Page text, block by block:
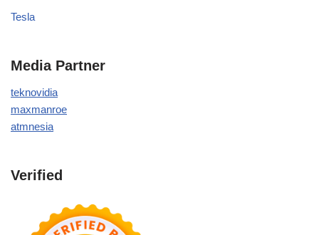
Tesla
Media Partner
teknovidia
maxmanroe
atmnesia
Verified